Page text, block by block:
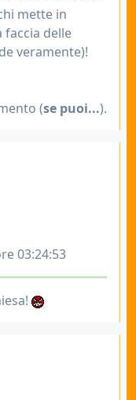
mette in
faccia delle
veramente)!
(se puoi...).
03:24:53